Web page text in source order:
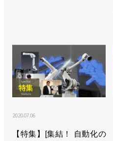
2020.07.06
【特集】[集結！ 自動化の